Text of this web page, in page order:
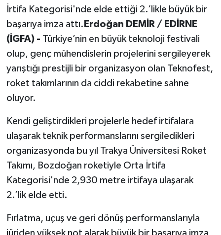
İrtifa Kategorisi'nde elde ettiği 2.’likle büyük bir
başarıya imza attı. Erdoğan DEMİR / EDİRNE
(İGFA) - Türkiye’nin en büyük teknoloji festivali
olup, genç mühendislerin projelerini sergileyerek
yarıştığı prestijli bir organizasyon olan Teknofest,
roket takımlarının da ciddi rekabetine sahne
oluyor.
Kendi geliştirdikleri projelerle hedef irtifalara
ulaşarak teknik performanslarını sergiledikleri
organizasyonda bu yıl Trakya Üniversitesi Roket
Takımı, Bozdoğan roketiyle Orta İrtifa
Kategorisi'nde 2,930 metre irtifaya ulaşarak
2.’lik elde etti.
Fırlatma, uçuş ve geri dönüş performanslarıyla
jüriden yüksek not alarak büyük bir başarıya imza